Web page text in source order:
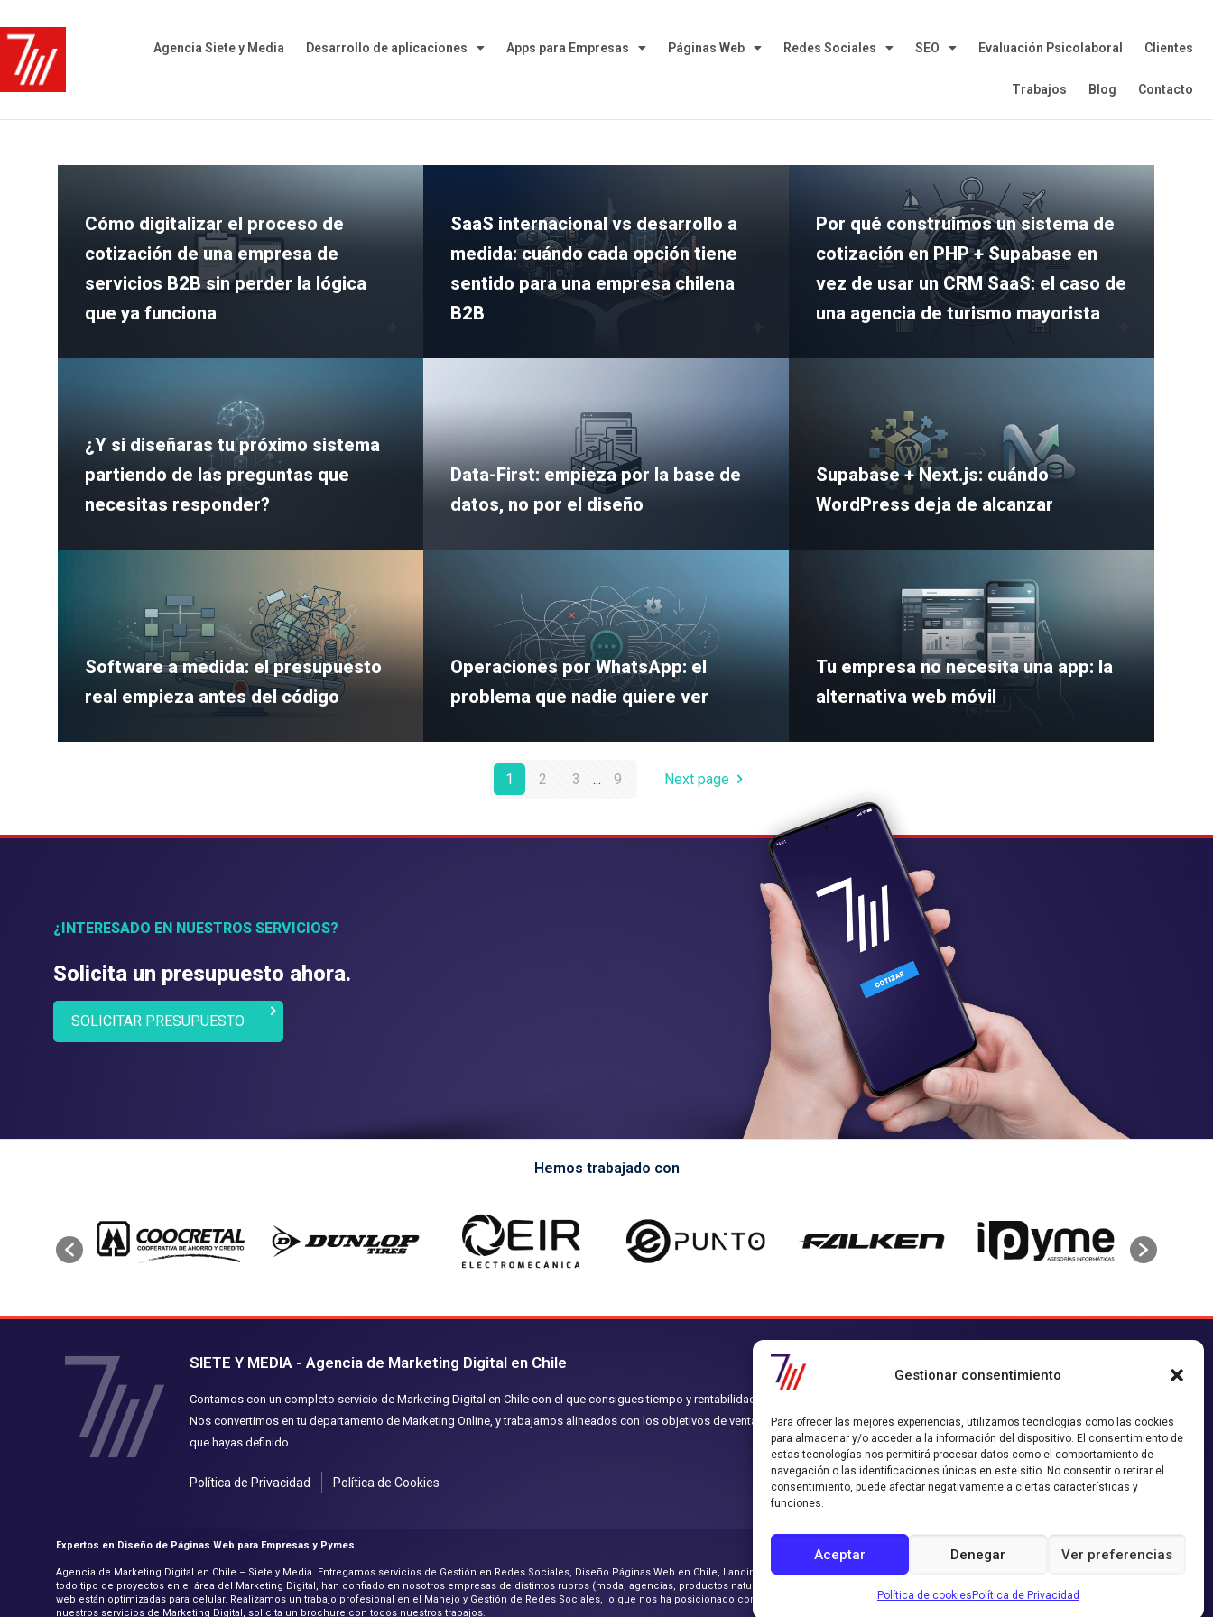
Gestionar consentimiento
Para ofrecer las mejores experiencias, utilizamos tecnologías como las cookies
para almacenar y/o acceder a la información del dispositivo. El consentimiento de
estas tecnologías nos permitirá procesar datos como el comportamiento de
navegación o las identificaciones únicas en este sitio. No consentir o retirar el
consentimiento, puede afectar negativamente a ciertas características y
funciones.
Aceptar Denegar Ver preferencias
Política de cookies Política de Privacidad
Agencia Siete y Media Desarrollo de aplicaciones Apps para Empresas Páginas Web Redes Sociales SEO Evaluación Psicolaboral Clientes
Trabajos Blog Contacto
Cómo digitalizar el proceso de
cotización de una empresa de
servicios B2B sin perder la lógica
que ya funciona
SaaS internacional vs desarrollo a
medida: cuándo cada opción tiene
sentido para una empresa chilena
B2B
Por qué construimos un sistema de
cotización en PHP + Supabase en
vez de usar un CRM SaaS: el caso de
una agencia de turismo mayorista
¿Y si diseñaras tu próximo sistema
partiendo de las preguntas que
necesitas responder?
Data-First: empieza por la base de
datos, no por el diseño
Supabase + Next.js: cuándo
WordPress deja de alcanzar
Software a medida: el presupuesto
real empieza antes del código
Operaciones por WhatsApp: el
problema que nadie quiere ver
Tu empresa no necesita una app: la
alternativa web móvil
1 2 3 ... 9 Next page
¿INTERESADO EN NUESTROS SERVICIOS?
Solicita un presupuesto ahora.
SOLICITAR PRESUPUESTO
Hemos trabajado con
SIETE Y MEDIA - Agencia de Marketing Digital en Chile
Contamos con un completo servicio de Marketing Digital en Chile con el que consigues tiempo y rentabilidad.
Nos convertimos en tu departamento de Marketing Online, y trabajamos alineados con los objetivos de ventas
que hayas definido.
Política de Privacidad Política de Cookies
Síguenos en nuestras redes!
Expertos en Diseño de Páginas Web para Empresas y Pymes
Agencia de Marketing Digital en Chile – Siete y Media. Entregamos servicios de Gestión en Redes Sociales, Diseño Páginas Web en Chile, Landing Pages, Campañas en Facebook, Instagram y Google Adwords. Desarrollamos
todo tipo de proyectos en el área del Marketing Digital, han confiado en nosotros empresas de distintos rubros (moda, agencias, productos naturales, clínicas dentales, concesionarios, automotoras, entre otras. Nuestras páginas
web están optimizadas para celular. Realizamos un trabajo profesional en el Manejo y Gestión de Redes Sociales, lo que nos ha posicionado como una gran Agencia de Manejo de Redes Sociales. Te invitamos a conocer todos
nuestros servicios de Marketing Digital, solicita un brochure con todos nuestros trabajos.